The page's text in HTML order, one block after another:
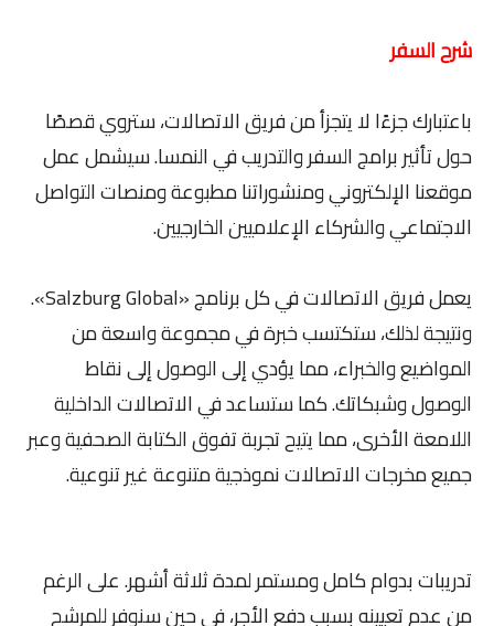
شرح السفر
باعتبارك جزءًا لا يتجزأ من فريق الاتصالات، ستروي قصصًا
حول تأثير برامج السفر والتدريب في النمسا. سيشمل عمل
موقعنا الإلكتروني ومنشوراتنا مطبوعة ومنصات التواصل
الاجتماعي والشركاء الإعلاميين الخارجيين.
يعمل فريق الاتصالات في كل برنامج «Salzburg Global».
ونتيجة لذلك، ستكتسب خبرة في مجموعة واسعة من
المواضيع والخبراء، مما يؤدي إلى الوصول إلى نقاط
الوصول وشبكاتك. كما ستساعد في الاتصالات الداخلية
اللامعة الأخرى، مما يتيح تجربة تفوق الكتابة الصحفية وعبر
جميع مخرجات الاتصالات نموذجية متنوعة غير تنوعية.
تدريبات بدوام كامل ومستمر لمدة ثلاثة أشهر. على الرغم
من عدم تعيينه بسبب دفع الأجر، في حين سنوفر للمرشح